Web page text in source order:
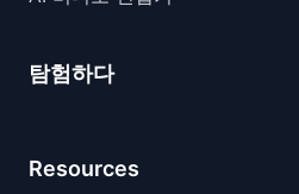
탐험하다
Resources